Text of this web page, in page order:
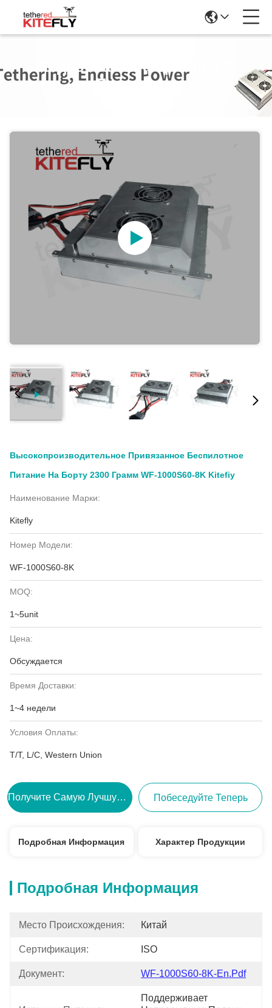
Подробная Информация О
Продукции
Высокопроизводительное Привязанное Беспилотное
Питание На Борту 2300 Грамм WF-1000S60-8K Kitefiy
Наименование Марки:
Kitefly
Номер Модели:
WF-1000S60-8K
MOQ:
1~5unit
Цена:
Обсуждается
Время Доставки:
1~4 недели
Условия Оплаты:
T/T, L/C, Western Union
Получите Самую Лучшую Цену Побеседуйте Теперь
Подробная Информация Характер Продукции
Подробная Информация
Место Происхождения: Китай
Сертификация: ISO
Документ: WF-1000S60-8K-En.pdf
Поддерживает